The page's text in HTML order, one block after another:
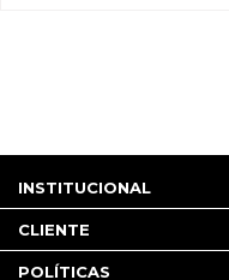
INSTITUCIONAL
CLIENTE
POLÍTICAS